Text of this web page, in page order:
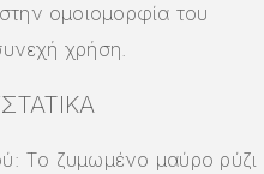
ομοιομορφία του
χρήση.
Το ζυμωμένο μαύρο ρύζι